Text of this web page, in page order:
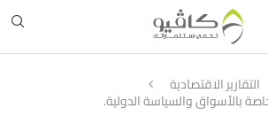
التقارير الاقتصادية
بالأسواق والسياسة الدولية.